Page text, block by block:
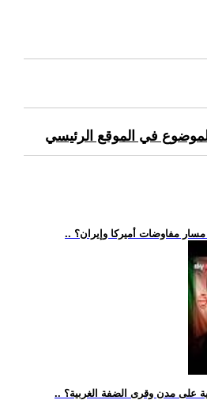
في الموقع الرئيسي
مسار مفاوضات أميركا وإيران؟
على مدن وقرى الضفة الغربية؟